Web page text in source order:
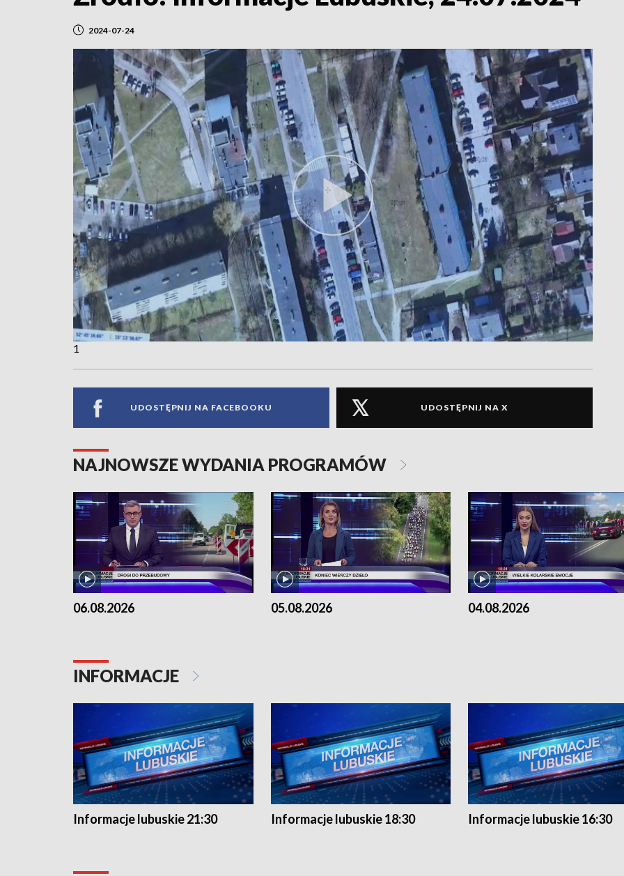
2024-07-24
1
UDOSTĘPNIJ NA FACEBOOKU UDOSTĘPNIJ NA X
NAJNOWSZE WYDANIA PROGRAMÓW
06.08.2026 05.08.2026 04.08.2026
INFORMACJE
Informacje lubuskie 21:30 Informacje lubuskie 18:30 Informacje lubuskie 16:30